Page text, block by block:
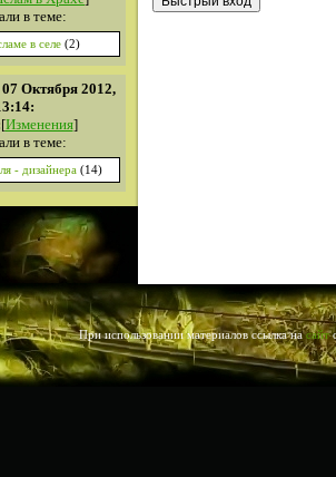
в теме:
в селе (2)
07 Октября 2012,
[Изменения]
в теме:
- дизайнера (14)
При использовании материалов ссылка насайт